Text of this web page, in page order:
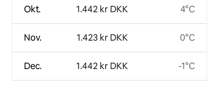
Okt.
Nov.
Dec.
1.442 kr DKK
1.423 kr DKK
1.442 kr DKK
4°C
0°C
-1°C